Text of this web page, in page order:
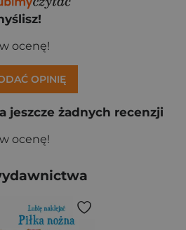
ocenę!
OPINIĘ
jeszcze żadnych recenzji
ocenę!